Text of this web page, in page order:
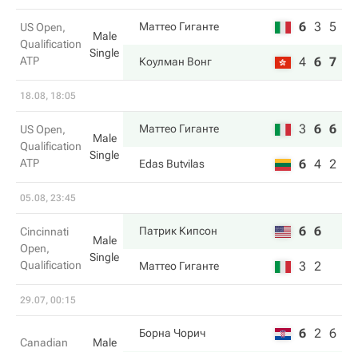
US Open,
Qualification
ATP
Male
Single
Маттео Гиганте 6 3 5
Коулман Вонг 4 6 7
18.08, 18:05
US Open,
Qualification
ATP
Male
Single
Маттео Гиганте 3 6 6
Edas Butvilas 6 4 2
05.08, 23:45
Cincinnati
Open,
Qualification
Male
Single
Патрик Кипсон 6 6
Маттео Гиганте 3 2
29.07, 00:15
Canadian
Male
Борна Чорич 6 2 6